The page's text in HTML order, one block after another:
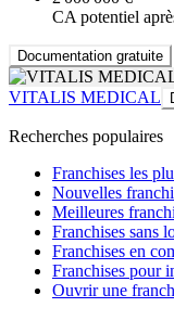
CA potentiel
Documentation gratuite
VITALIS MEDICAL
Recherches populaires
Franchises les
Nouvelles
Meilleures
Franchises sans
Franchises en
Franchises pour
Ouvrir une